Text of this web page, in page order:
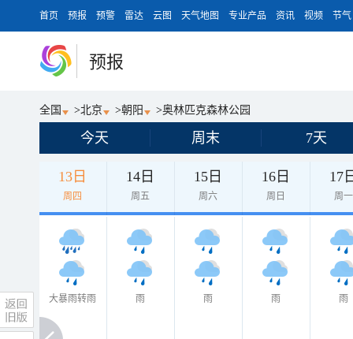
首页 预报 预警 雷达 云图 天气地图 专业产品 资讯 视频 节气
预报
全国 >北京 >朝阳 >奥林匹克森林公园
今天 周末 7天
13日
周四
14日
周五
15日
周六
16日
周日
17
周一
大暴雨转雨 雨 雨 雨 雨